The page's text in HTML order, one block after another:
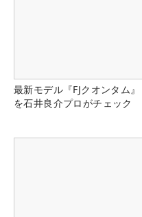
最新モデル『FJクオンタム』
を石井良介プロがチェック